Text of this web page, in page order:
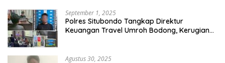
September 1, 2025
Polres Situbondo Tangkap Direktur
Keuangan Travel Umroh Bodong, Kerugian
Agustus 30, 2025